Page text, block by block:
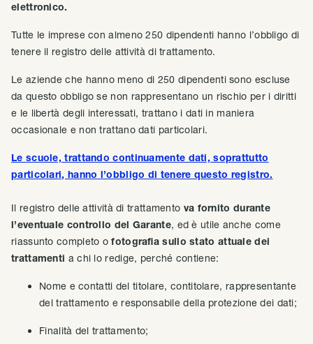
elettronico.
Tutte le imprese con almeno 250 dipendenti hanno l’obbligo di
tenere il registro delle attività di trattamento.
Le aziende che hanno meno di 250 dipendenti sono escluse
da questo obbligo se non rappresentano un rischio per i diritti
e le libertà degli interessati, trattano i dati in maniera
occasionale e non trattano dati particolari.
Le scuole, trattando continuamente dati, soprattutto
particolari, hanno l’obbligo di tenere questo registro.
Il registro delle attività di trattamento va fornito durante
l’eventuale controllo del Garante, ed è utile anche come
riassunto completo ofotografia sullo stato attuale dei
trattamenti a chi lo redige, perché contiene:
Nome e contatti del titolare, contitolare, rappresentante
del trattamento e responsabile della protezione dei dati;
Finalità del trattamento;